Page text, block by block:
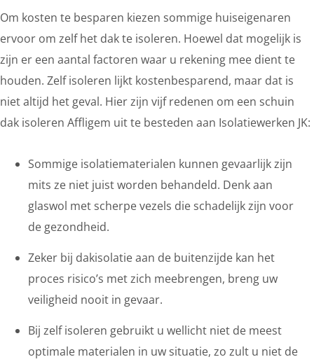
Om kosten te besparen kiezen sommige huiseigenaren
ervoor om zelf het dak te isoleren. Hoewel dat mogelijk is
zijn er een aantal factoren waar u rekening mee dient te
houden. Zelf isoleren lijkt kostenbesparend, maar dat is
niet altijd het geval. Hier zijn vijf redenen om een schuin
dak isoleren Affligem uit te besteden aan Isolatiewerken JK:
Sommige isolatiematerialen kunnen gevaarlijk zijn
mits ze niet juist worden behandeld. Denk aan
glaswol met scherpe vezels die schadelijk zijn voor
de gezondheid.
Zeker bij dakisolatie aan de buitenzijde kan het
proces risico’s met zich meebrengen, breng uw
veiligheid nooit in gevaar.
Bij zelf isoleren gebruikt u wellicht niet de meest
optimale materialen in uw situatie, zo zult u niet de